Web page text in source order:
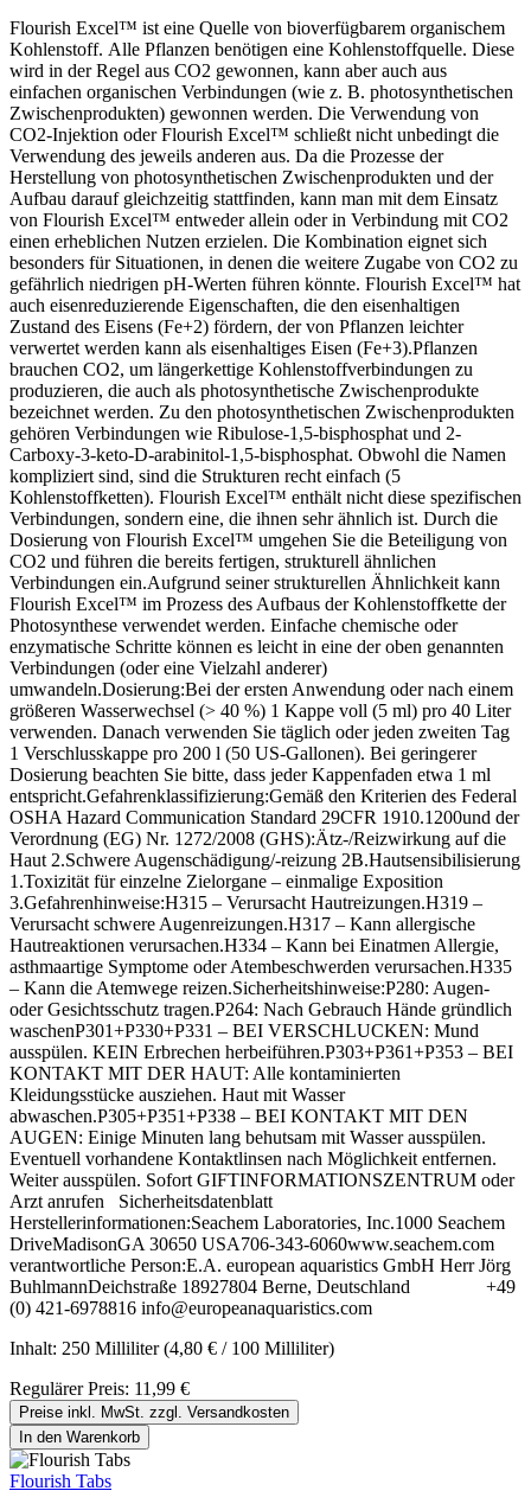
Flourish Excel™ ist eine Quelle von bioverfügbarem organischem
Kohlenstoff. Alle Pflanzen benötigen eine Kohlenstoffquelle. Diese
wird in der Regel aus CO2 gewonnen, kann aber auch aus
einfachen organischen Verbindungen (wie z. B. photosynthetischen
Zwischenprodukten) gewonnen werden. Die Verwendung von
CO2-Injektion oder Flourish Excel™ schließt nicht unbedingt die
Verwendung des jeweils anderen aus. Da die Prozesse der
Herstellung von photosynthetischen Zwischenprodukten und der
Aufbau darauf gleichzeitig stattfinden, kann man mit dem Einsatz
von Flourish Excel™ entweder allein oder in Verbindung mit CO2
einen erheblichen Nutzen erzielen. Die Kombination eignet sich
besonders für Situationen, in denen die weitere Zugabe von CO2 zu
gefährlich niedrigen pH-Werten führen könnte. Flourish Excel™ hat
auch eisenreduzierende Eigenschaften, die den eisenhaltigen
Zustand des Eisens (Fe+2) fördern, der von Pflanzen leichter
verwertet werden kann als eisenhaltiges Eisen (Fe+3).Pflanzen
brauchen CO2, um längerkettige Kohlenstoffverbindungen zu
produzieren, die auch als photosynthetische Zwischenprodukte
bezeichnet werden. Zu den photosynthetischen Zwischenprodukten
gehören Verbindungen wie Ribulose-1,5-bisphosphat und 2-
Carboxy-3-keto-D-arabinitol-1,5-bisphosphat. Obwohl die Namen
kompliziert sind, sind die Strukturen recht einfach (5
Kohlenstoffketten). Flourish Excel™ enthält nicht diese spezifischen
Verbindungen, sondern eine, die ihnen sehr ähnlich ist. Durch die
Dosierung von Flourish Excel™ umgehen Sie die Beteiligung von
CO2 und führen die bereits fertigen, strukturell ähnlichen
Verbindungen ein.Aufgrund seiner strukturellen Ähnlichkeit kann
Flourish Excel™ im Prozess des Aufbaus der Kohlenstoffkette der
Photosynthese verwendet werden. Einfache chemische oder
enzymatische Schritte können es leicht in eine der oben genannten
Verbindungen (oder eine Vielzahl anderer)
umwandeln.Dosierung:Bei der ersten Anwendung oder nach einem
größeren Wasserwechsel (> 40 %) 1 Kappe voll (5 ml) pro 40 Liter
verwenden. Danach verwenden Sie täglich oder jeden zweiten Tag
1 Verschlusskappe pro 200 l (50 US-Gallonen). Bei geringerer
Dosierung beachten Sie bitte, dass jeder Kappenfaden etwa 1 ml
entspricht.Gefahrenklassifizierung:Gemäß den Kriterien des Federal
OSHA Hazard Communication Standard 29CFR 1910.1200und der
Verordnung (EG) Nr. 1272/2008 (GHS):Ätz-/Reizwirkung auf die
Haut 2.Schwere Augenschädigung/-reizung 2B.Hautsensibilisierung
1.Toxizität für einzelne Zielorgane – einmalige Exposition
3.Gefahrenhinweise:H315 – Verursacht Hautreizungen.H319 –
Verursacht schwere Augenreizungen.H317 – Kann allergische
Hautreaktionen verursachen.H334 – Kann bei Einatmen Allergie,
asthmaartige Symptome oder Atembeschwerden verursachen.H335
– Kann die Atemwege reizen.Sicherheitshinweise:P280: Augen-
oder Gesichtsschutz tragen.P264: Nach Gebrauch Hände gründlich
waschenP301+P330+P331 – BEI VERSCHLUCKEN: Mund
ausspülen. KEIN Erbrechen herbeiführen.P303+P361+P353 – BEI
KONTAKT MIT DER HAUT: Alle kontaminierten
Kleidungsstücke ausziehen. Haut mit Wasser
abwaschen.P305+P351+P338 – BEI KONTAKT MIT DEN
AUGEN: Einige Minuten lang behutsam mit Wasser ausspülen.
Eventuell vorhandene Kontaktlinsen nach Möglichkeit entfernen.
Weiter ausspülen. Sofort GIFTINFORMATIONSZENTRUM oder
Arzt anrufen Sicherheitsdatenblatt
Herstellerinformationen:Seachem Laboratories, Inc.1000 Seachem
DriveMadisonGA 30650 USA706-343-6060www.seachem.com
verantwortliche Person:E.A. european aquaristics GmbH Herr Jörg
BuhlmannDeichstraße 18927804 Berne, Deutschland +49
(0) 421-6978816 info@europeanaquaristics.com
Inhalt: 250 Milliliter(4,80 € / 100 Milliliter)
Regulärer Preis: 11,99 €
Preise inkl. MwSt. zzgl. Versandkosten
In den Warenkorb
Flourish Tabs